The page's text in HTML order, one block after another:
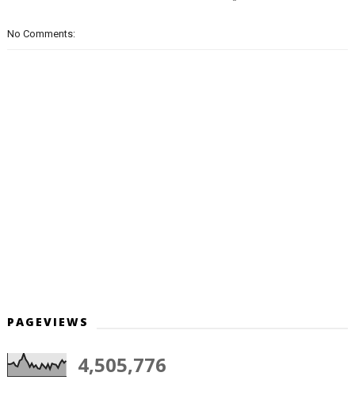
No Comments:
PAGEVIEWS
4,505,776